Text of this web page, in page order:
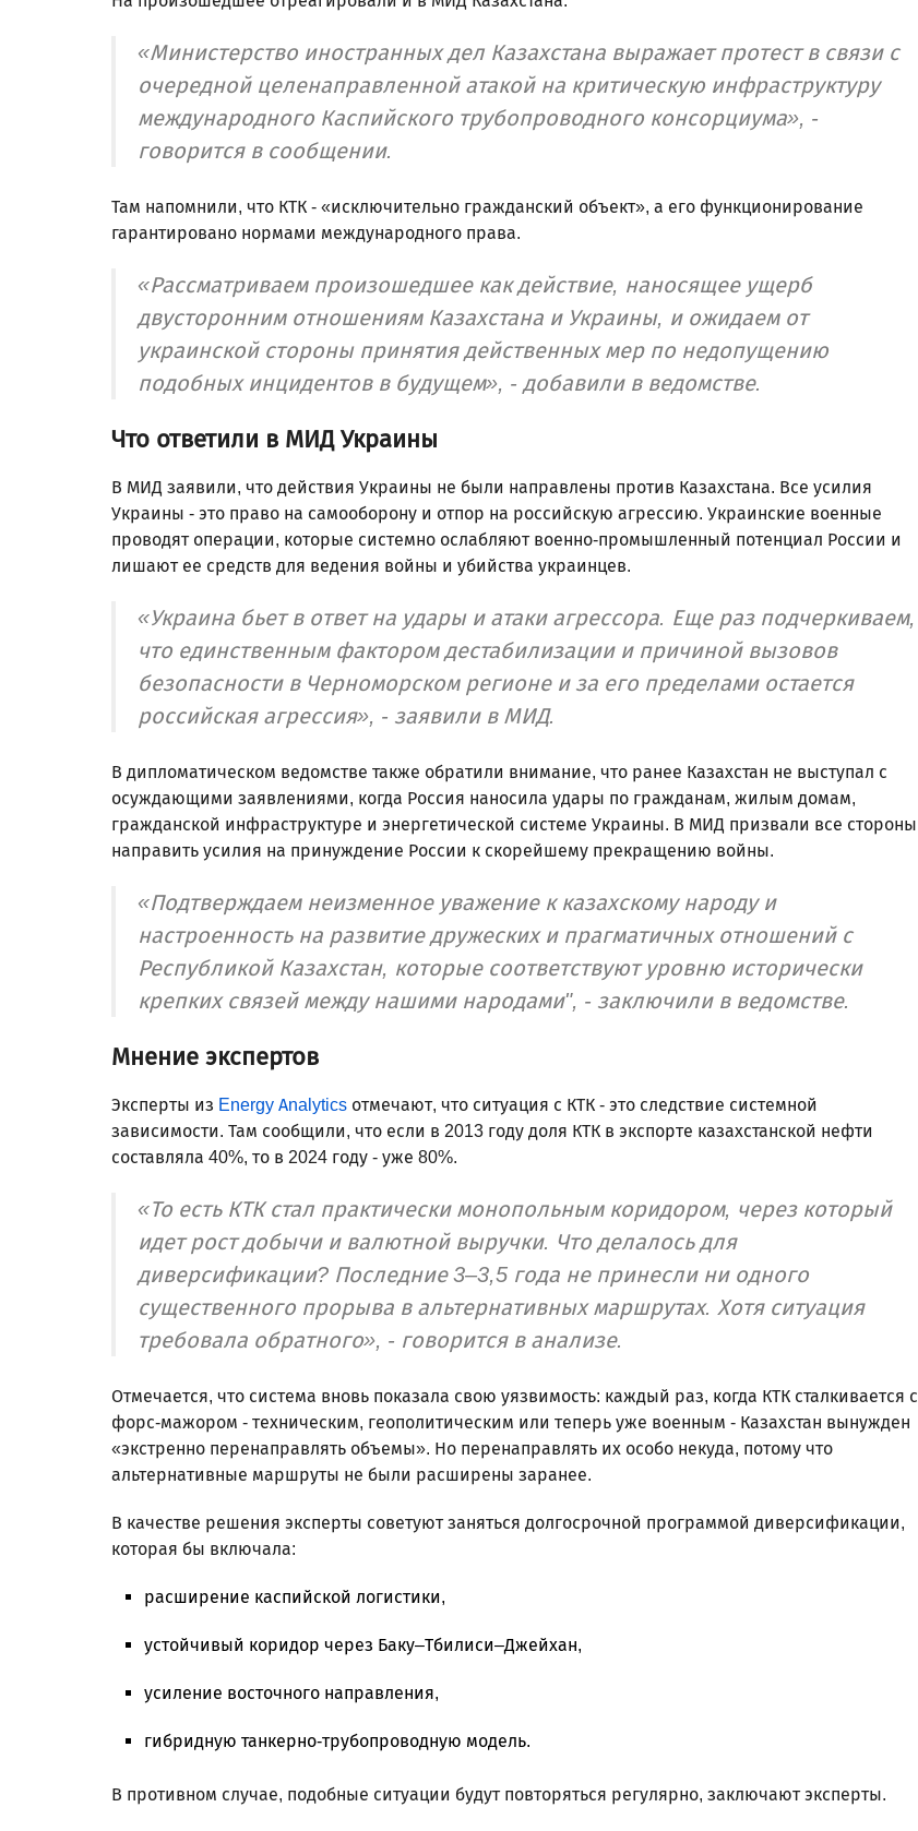
«Министерство иностранных дел Казахстана выражает протест в связи с
очередной целенаправленной атакой на критическую инфраструктуру
международного Каспийского трубопроводного консорциума», -
говорится в сообщении.
Там напомнили, что КТК - «исключительно гражданский объект», а его функционирование
гарантировано нормами международного права.
«Рассматриваем произошедшее как действие, наносящее ущерб
двусторонним отношениям Казахстана и Украины, и ожидаем от
украинской стороны принятия действенных мер по недопущению
подобных инцидентов в будущем», - добавили в ведомстве.
Что ответили в МИД Украины
В МИД заявили, что действия Украины не были направлены против Казахстана. Все усилия
Украины - это право на самооборону и отпор на российскую агрессию. Украинские военные
проводят операции, которые системно ослабляют военно-промышленный потенциал России и
лишают ее средств для ведения войны и убийства украинцев.
«Украина бьет в ответ на удары и атаки агрессора. Еще раз подчеркиваем,
что единственным фактором дестабилизации и причиной вызовов
безопасности в Черноморском регионе и за его пределами остается
российская агрессия», - заявили в МИД.
В дипломатическом ведомстве также обратили внимание, что ранее Казахстан не выступал с
осуждающими заявлениями, когда Россия наносила удары по гражданам, жилым домам,
гражданской инфраструктуре и энергетической системе Украины. В МИД призвали все стороны
направить усилия на принуждение России к скорейшему прекращению войны.
«Подтверждаем неизменное уважение к казахскому народу и
настроенность на развитие дружеских и прагматичных отношений с
Республикой Казахстан, которые соответствуют уровню исторически
крепких связей между нашими народами", - заключили в ведомстве.
Мнение экспертов
Эксперты из Energy Analytics отмечают, что ситуация с КТК - это следствие системной
зависимости. Там сообщили, что если в 2013 году доля КТК в экспорте казахстанской нефти
составляла 40%, то в 2024 году - уже 80%.
«То есть КТК стал практически монопольным коридором, через который
идет рост добычи и валютной выручки. Что делалось для
диверсификации? Последние 3–3,5 года не принесли ни одного
существенного прорыва в альтернативных маршрутах. Хотя ситуация
требовала обратного», - говорится в анализе.
Отмечается, что система вновь показала свою уязвимость: каждый раз, когда КТК сталкивается с
форс-мажором - техническим, геополитическим или теперь уже военным - Казахстан вынужден
«экстренно перенаправлять объемы». Но перенаправлять их особо некуда, потому что
альтернативные маршруты не были расширены заранее.
В качестве решения эксперты советуют заняться долгосрочной программой диверсификации,
которая бы включала:
расширение каспийской логистики,
устойчивый коридор через Баку–Тбилиси–Джейхан,
усиление восточного направления,
гибридную танкерно-трубопроводную модель.
В противном случае, подобные ситуации будут повторяться регулярно, заключают эксперты.